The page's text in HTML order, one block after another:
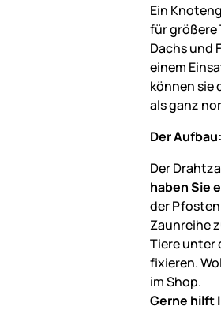
Ein
für größere
Dachs und
einem
können sie
als ganz
Der Aufbau:
Der
haben Sie
der Pfosten
Zaunreihe
Tiere unter
fixieren.
im Shop.
Gerne hilft